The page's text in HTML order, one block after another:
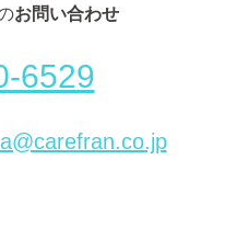
お問い合わせ
6529